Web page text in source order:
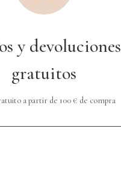
y devoluciones
gratuitos
a partir de 100 € de compra